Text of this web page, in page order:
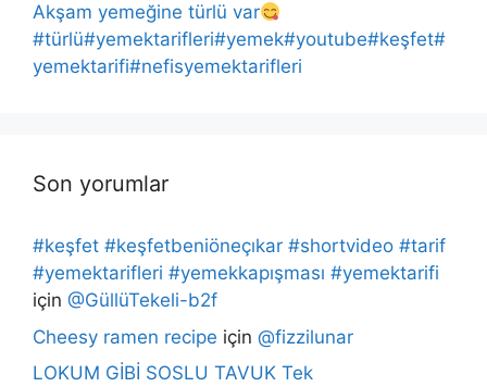
Akşam yemeğine türlü var
#türlü#yemektarifleri#yemek#youtube#keşfet#
yemektarifi#nefisyemektarifleri
Son yorumlar
#keşfet #keşfetbeniöneçıkar #shortvideo #tarif
#yemektarifleri #yemekkapışması #yemektarifi
için @GüllüTekeli-b2f
Cheesy ramen recipe için @fizzilunar
LOKUM GİBİ SOSLU TAVUK Tek